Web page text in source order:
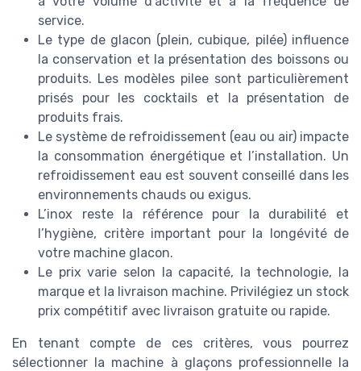
service.
Le type de glacon (plein, cubique, pilée) influence
la conservation et la présentation des boissons ou
produits. Les modèles pilee sont particulièrement
prisés pour les cocktails et la présentation de
produits frais.
Le système de refroidissement (eau ou air) impacte
la consommation énergétique et l’installation. Un
refroidissement eau est souvent conseillé dans les
environnements chauds ou exigus.
L’inox reste la référence pour la durabilité et
l’hygiène, critère important pour la longévité de
votre machine glacon.
Le prix varie selon la capacité, la technologie, la
marque et la livraison machine. Privilégiez un stock
prix compétitif avec livraison gratuite ou rapide.
En tenant compte de ces critères, vous pourrez
sélectionner la machine à glaçons professionnelle la